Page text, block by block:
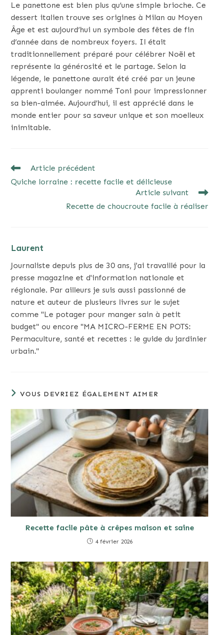
Le panettone est bien plus qu’une simple brioche. Ce
dessert italien trouve ses origines à Milan au Moyen
Âge et est aujourd’hui un symbole des fêtes de fin
d’année dans de nombreux foyers. Il était
traditionnellement préparé pour célébrer Noël et
représente la générosité et le partage. Selon la
légende, le panettone aurait été créé par un jeune
apprenti boulanger nommé Toni pour impressionner
sa bien-aimée. Aujourd’hui, il est apprécié dans le
monde entier pour sa saveur unique et son moelleux
inimitable.
READ
ARTICLES
Article précédent
Quiche lorraine : recette facile et délicieuse
Article suivant
Recette de choucroute facile à réaliser
Laurent
Journaliste depuis plus de 30 ans, j'ai travaillé pour la
presse magazine et d'information nationale et
régionale. Par ailleurs je suis aussi passionné de
nature et auteur de plusieurs livres sur le sujet
comme "Le potager pour manger sain à petit
budget" ou encore "MA MICRO-FERME EN POTS:
Permaculture, santé et recettes : le guide du jardinier
urbain."
VOUS DEVRIEZ ÉGALEMENT AIMER
Recette facile pâte à crêpes maison et saine
4 février 2026